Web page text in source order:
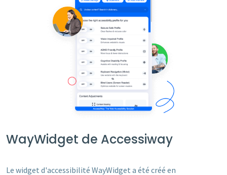
WayWidget de Accessiway
Le widget d'accessibilité WayWidget a été créé en